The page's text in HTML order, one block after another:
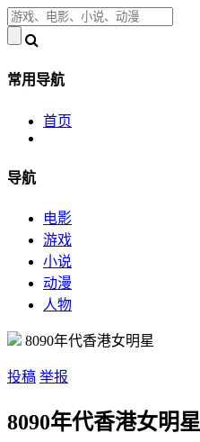
常用导航
首页
导航
电影
游戏
小说
动漫
人物
8090年代香港女明星
投稿 举报
8090年代香港女明星